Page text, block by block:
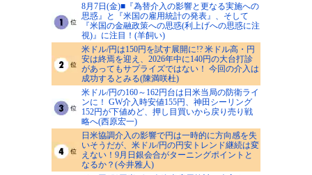
8月7日(金)■『為替介入の影響と更なる実施への
思惑』と『米国の雇用統計の発表』、そして
『米国の金融政策への思惑(利上げへの思惑に注
視)』に注目！(羊飼い)
米ドル/円は150円を試す展開に!? 米ドル高・円
安は終焉を迎え、2026年中に140円の大台打診
があってもサプライズではない！ 今回の介入は
成功するとみる(陳満咲杜)
米ドル/円の160～162円台は日米当局の防衛ライ
ンに！ GW介入時安値155円、神田シーリング
152円が下値めど、押し目買いから戻り売り戦
略へ(西原宏一)
日米協調介入の影響で円は一時的に方向感を失
いそうだが、米ドル/円の円安トレンド継続は変
えない！9月日銀会合がターニングポイントと
なるか？(今井雅人)